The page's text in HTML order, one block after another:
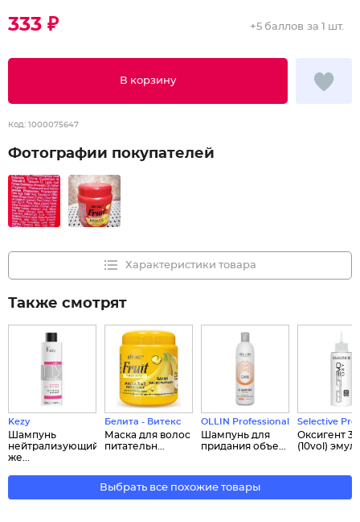
333 ₽
В корзину
+5 баллов за 1 шт.
Код: 1000075647
Фотографии покупателей
Характеристики товара
Также смотрят
Kezy
Шампунь
нейтрализующий
же...
Белита - Витекс
Маска для волос
питательн...
OLLIN Professional
Шампунь для
придания объе...
Selective
Оксигент 3
(10vol)
Выбрать все похожие товары